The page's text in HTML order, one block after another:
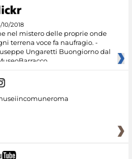
2018
nel mistero delle proprie onde
terrena voce fa naufragio. -
Ungaretti Buongiorno dal